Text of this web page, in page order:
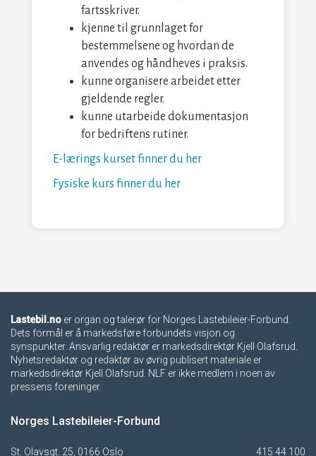
fartsskriver.
kjenne til grunnlaget for
bestemmelsene og hvordan de
anvendes og håndheves i praksis.
kunne organisere arbeidet etter
gjeldende regler.
kunne utarbeide dokumentasjon
for bedriftens rutiner.
E-lærings kurset finner du her
Fysiske kurs finner du her
Lastebil.no er organ og talerør for Norges Lastebileier-Forbund.
Dets formål er å markedsføre forbundets visjon og
synspunkter. Ansvarlig redaktør er markedsdirektør Kjell Olafsrud.
Nyhetsredaktør og redaktør av øvrig publisert materiale er
markedsdirektør Kjell Olafsrud. NLF er ikke medlem i noen av
pressens foreninger.
Norges Lastebileier-Forbund
St. Olavsgt. 25, 0166 Oslo 415 44 100